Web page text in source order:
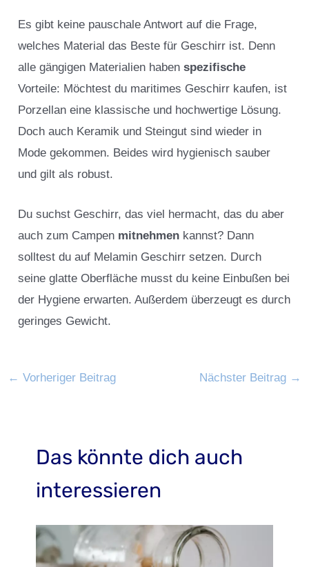
Es gibt keine pauschale Antwort auf die Frage,
welches Material das Beste für Geschirr ist. Denn
alle gängigen Materialien habenspezifische
Vorteile: Möchtest du maritimes Geschirr kaufen, ist
Porzellan eine klassische und hochwertige Lösung.
Doch auch Keramik und Steingut sind wieder in
Mode gekommen. Beides wird hygienisch sauber
und gilt als robust.
Du suchst Geschirr, das viel hermacht, das du aber
auch zum Campen mitnehmen kannst? Dann
solltest du auf Melamin Geschirr setzen. Durch
seine glatte Oberfläche musst du keine Einbußen bei
der Hygiene erwarten. Außerdem überzeugt es durch
geringes Gewicht.
← Vorheriger Beitrag Nächster Beitrag →
Das könnte dich auch
interessieren